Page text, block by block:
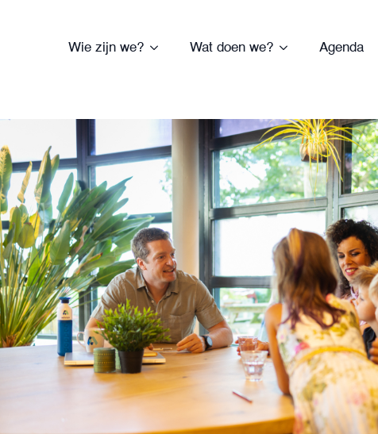
Wie zijn we? Wat doen we? Agenda